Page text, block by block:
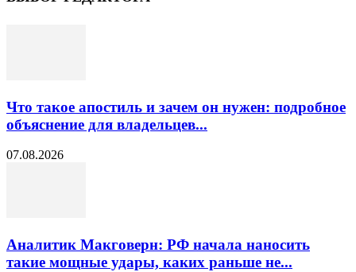
Что такое апостиль и зачем он нужен: подробное
объяснение для владельцев...
07.08.2026
Аналитик Макговерн: РФ начала наносить
такие мощные удары, каких раньше не...